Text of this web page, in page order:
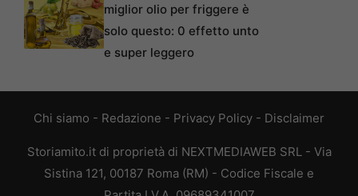
miglior olio per friggere è
solo questo: 0 effetto unto
e super leggero
Chi siamo - Redazione - Privacy Policy - Disclaimer
Storiamito.it di proprietà di NEXTMEDIAWEB SRL - Via
Sistina 121, 00187 Roma (RM) - Codice Fiscale e